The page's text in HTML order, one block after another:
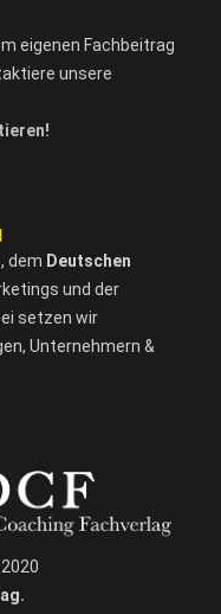
eigenen Fachbeitrag
unsere
dem Deutschen
und der
setzen wir
Unternehmern &